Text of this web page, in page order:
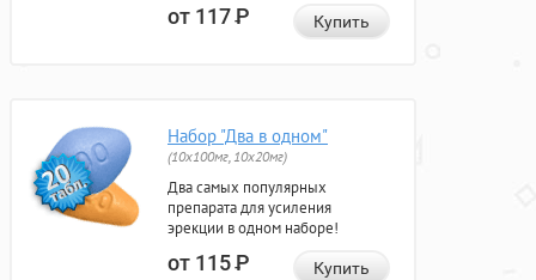
от 117Р Купить
Набор "Два в одном"
(10x100мг, 10x20мг)
Два самых популярных
препарата для усиления
эрекции в одном наборе!
от 115Р Купить